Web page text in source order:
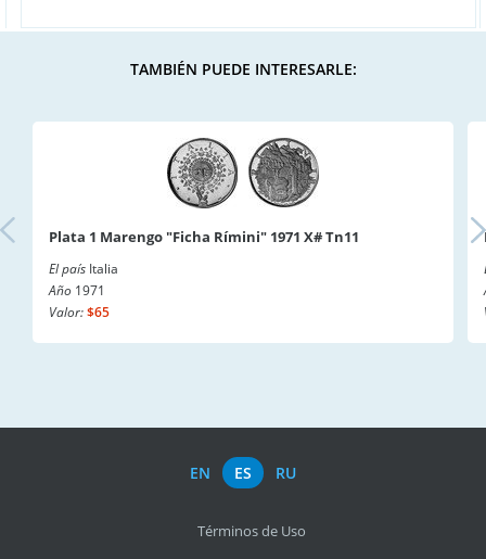
TAMBIÉN PUEDE INTERESARLE:
Plata 1 Marengo "Ficha Rímini" 1971 X# Tn11
El país Italia
Año 1971
Valor:$65
EN ES RU
Términos de Uso